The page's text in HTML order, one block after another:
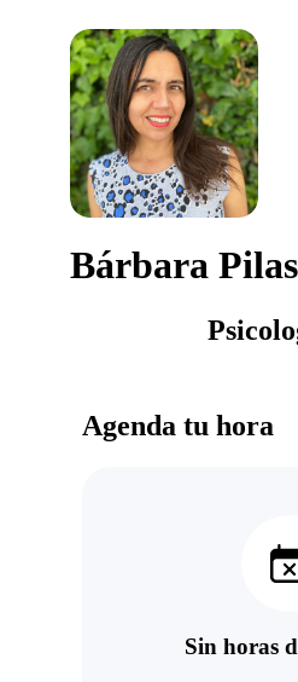
Bárbara
Agenda tu hora
Sin horas